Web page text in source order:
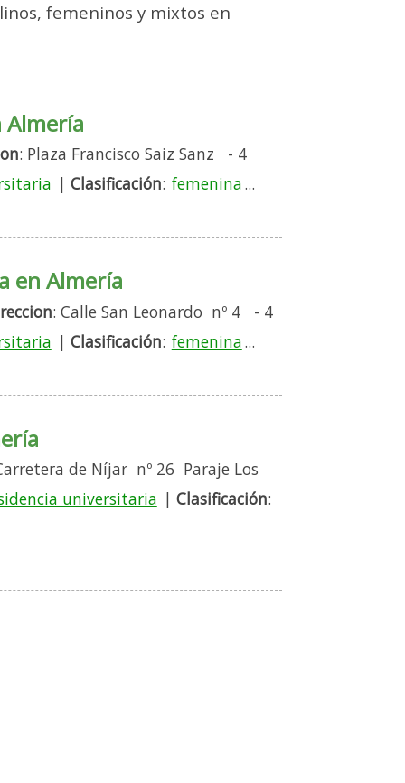
femeninos y mixtos en
Almería
: Plaza Francisco Saiz Sanz - 4
| Clasificación: femenina...
en Almería
: Calle San Leonardo nº 4 - 4
| Clasificación: femenina...
de Níjar nº 26 Paraje Los
universitaria | Clasificación: